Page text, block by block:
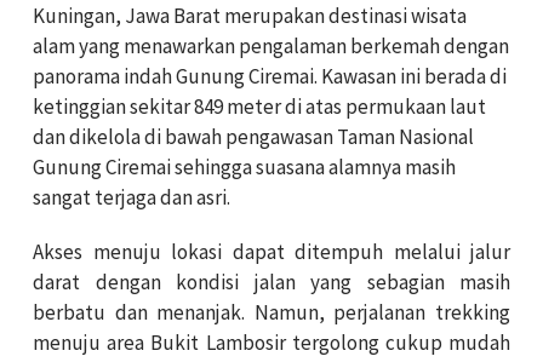
Kuningan, Jawa Barat merupakan destinasi wisata
alam yang menawarkan pengalaman berkemah dengan
panorama indah Gunung Ciremai. Kawasan ini berada di
ketinggian sekitar 849 meter di atas permukaan laut
dan dikelola di bawah pengawasan Taman Nasional
Gunung Ciremai sehingga suasana alamnya masih
sangat terjaga dan asri.
Akses menuju lokasi dapat ditempuh melalui jalur
darat dengan kondisi jalan yang sebagian masih
berbatu dan menanjak. Namun, perjalanan trekking
menuju area Bukit Lambosir tergolong cukup mudah